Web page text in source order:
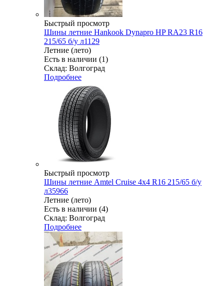
Быстрый просмотр
Шины летние Hankook Dynapro HP RA23 R16
215/65 б/у л1129
Летние (лето)
Есть в наличии (1)
Склад: Волгоград
Подробнее
Быстрый просмотр
Шины летние Amtel Cruise 4x4 R16 215/65 б/у
л35966
Летние (лето)
Есть в наличии (4)
Склад: Волгоград
Подробнее